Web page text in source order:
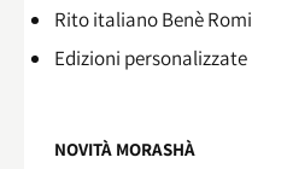
Rito italiano Benè Romi​
Edizioni personalizzate
NOVITÀ MORASHÀ